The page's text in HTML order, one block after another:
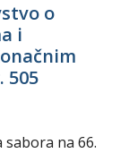
o
i
505
na 66.